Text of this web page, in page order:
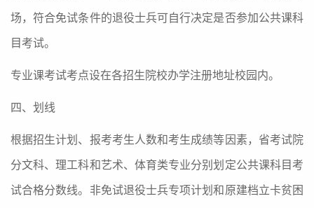
场，符合免试条件的退役士兵可自行决定是否参加公共课科
目考试。
专业课考试考点设在各招生院校办学注册地址校园内。
四、划线
根据招生计划、报考考生人数和考生成绩等因素，省考试院
分文科、理工科和艺术、体育类专业分别划定公共课科目考
试合格分数线。非免试退役士兵专项计划和原建档立卡贫困